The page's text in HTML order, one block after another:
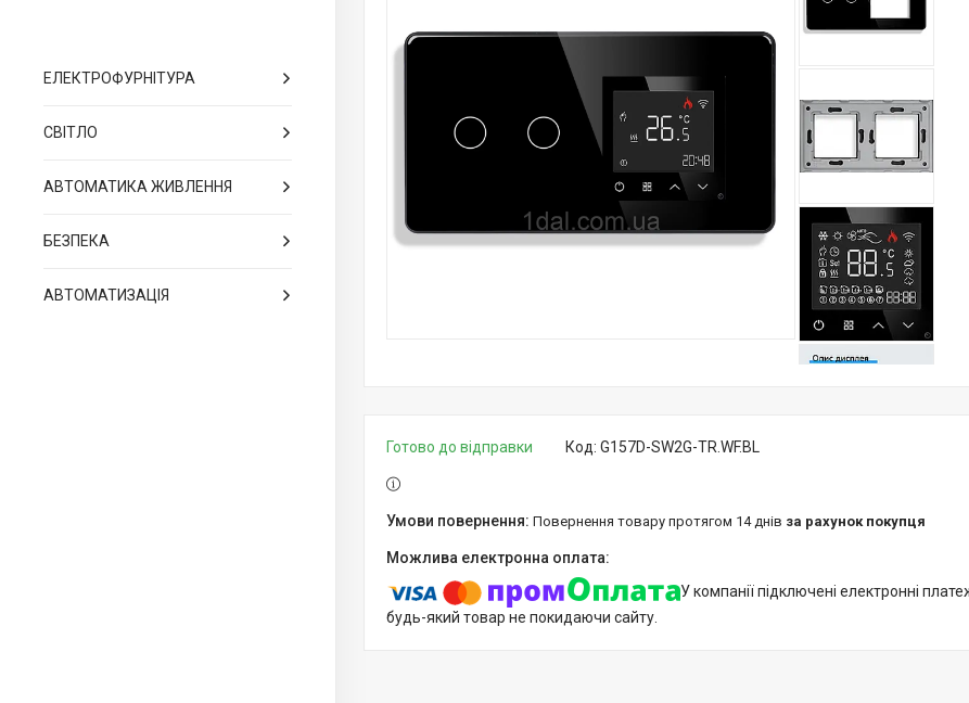
ЕЛЕКТРОФУРНІТУРА
СВІТЛО
АВТОМАТИКА ЖИВЛЕННЯ
БЕЗПЕКА
АВТОМАТИЗАЦІЯ
Готово до відправки Код: G157D-SW2G-TR.WF.BL
повернення товару протягом 14 днів за рахунок покупця
У компанії підключені електронні
будь-який товар не покидаючи сайту.